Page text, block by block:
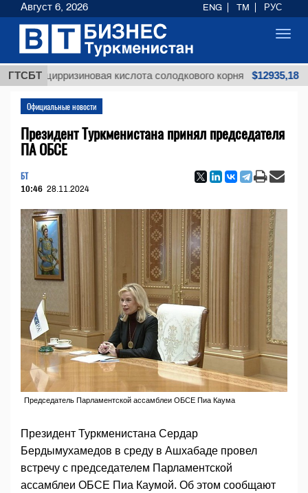
ГТСБТ кислота солодкового корня $12935,18
Официальные новости
Президент Туркменистана принял председателя
ПА ОБСЕ
БТ
10:46 28.11.2024
Председатель Парламентской ассамблеи ОБСЕ Пиа Каума
Президент Туркменистана Сердар
Бердымухамедов в среду в Ашхабаде провел
встречу с председателем Парламентской
ассамблеи ОБСЕ Пиа Каумой. Об этом сообщают
Август 6, 2026 ENG TM РУС